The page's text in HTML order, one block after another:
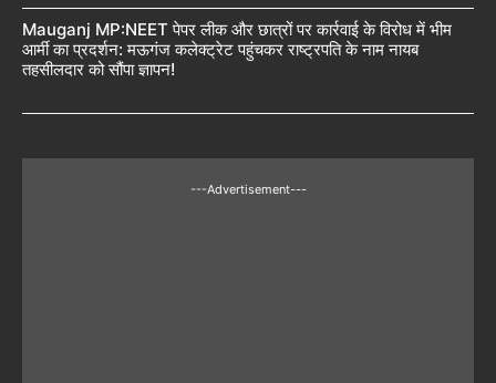
Mauganj MP:NEET पेपर लीक और छात्रों पर कार्रवाई के विरोध में भीम
आर्मी का प्रदर्शन: मऊगंज कलेक्ट्रेट पहुंचकर राष्ट्रपति के नाम नायब
तहसीलदार को सौंपा ज्ञापन!
---Advertisement---